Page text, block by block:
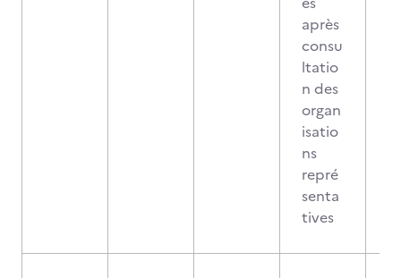
après
consu
ltatio
n des
organ
isatio
ns
repré
senta
tives